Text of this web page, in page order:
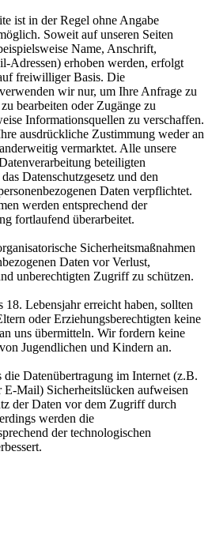
ist in der Regel ohne Angabe
Soweit auf unseren Seiten
Name, Anschrift,
Adressen) erhoben werden, erfolgt
freiwilliger Basis. Die
wir nur, um Ihre Anfrage zu
bearbeiten oder Zugänge zu
Informationsquellen zu verschaffen.
ausdrückliche Zustimmung weder an
vermarktet. Alle unsere
beteiligten
Datenschutzgesetz und den
Daten verpflichtet.
werden entsprechend der
fortlaufend überarbeitet.
Sicherheitsmaßnahmen
Daten vor Verlust,
unberechtigten Zugriff zu schützen.
18. Lebensjahr erreicht haben, sollten
oder Erziehungsberechtigten keine
uns übermitteln. Wir fordern keine
Jugendlichen und Kindern an.
Datenübertragung im Internet (z.B.
Mail) Sicherheitslücken aufweisen
der Daten vor dem Zugriff durch
werden die
der technologischen